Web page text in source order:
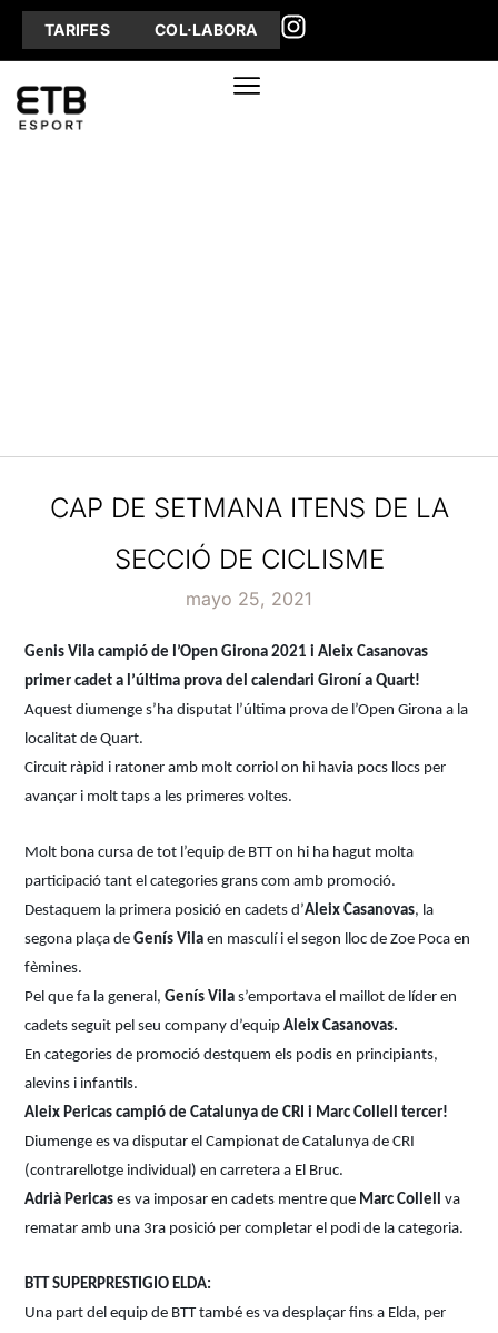
TARIFES COL·LABORA
CAP DE SETMANA ITENS DE LA
SECCIÓ DE CICLISME
mayo 25, 2021
Genis Vila campió de l’Open Girona 2021 i Aleix Casanovas
primer cadet a l’última prova del calendari Gironí a Quart!
Aquest diumenge s’ha disputat l’última prova de l’Open Girona a la
localitat de Quart.
Circuit ràpid i ratoner amb molt corriol on hi havia pocs llocs per
avançar i molt taps a les primeres voltes.
Molt bona cursa de tot l’equip de BTT on hi ha hagut molta
participació tant el categories grans com amb promoció.
Destaquem la primera posició en cadets d’Aleix Casanovas, la
segona plaça deGenís Vila en masculí i el segon lloc de Zoe Poca en
fèmines.
Pel que fa la general,Genís Vilas’emportava el maillot de líder en
cadets seguit pel seu company d’equipAleix Casanovas.
En categories de promoció destquem els podis en principiants,
alevins i infantils.
Aleix Pericas campió de Catalunya de CRI i Marc Collell tercer!
Diumenge es va disputar el Campionat de Catalunya de CRI
(contrarellotge individual) en carretera a El Bruc.
Adrià Pericases va imposar en cadets mentre que Marc Collellva
rematar amb una 3ra posició per completar el podi de la categoria.
BTT SUPERPRESTIGIO ELDA:
Una part del equip de BTT també es va desplaçar fins a Elda, per